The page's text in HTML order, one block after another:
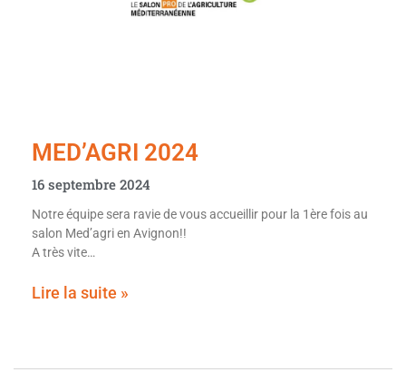
MED’AGRI 2024
16 septembre 2024
Notre équipe sera ravie de vous accueillir pour la 1ère fois au
salon Med’agri en Avignon!!
A très vite…
Lire la suite »